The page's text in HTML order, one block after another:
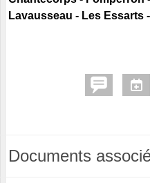
Lavausseau - Les Essarts
Documents